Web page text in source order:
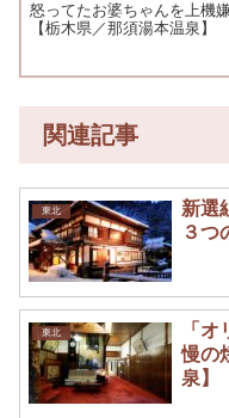
怒ってたお婆ちゃんを上機
【栃木県／那須湯本温泉】
関連記事
東北
新選
３つ
東北
「
慢の
泉】